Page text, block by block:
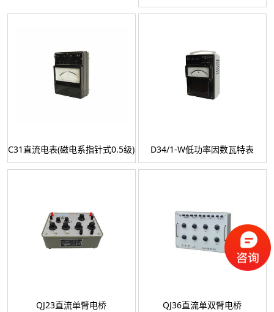
C31直流电表(磁电系指针式0.5级) D34/1-W低功率因数瓦特表
QJ23直流单臂电桥 QJ36直流单双臂电桥